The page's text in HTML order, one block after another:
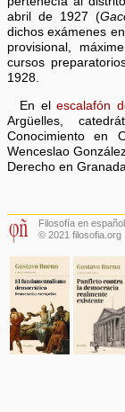
abril de 1927 (
dichos exámenes
provisional,
cursos
1928.
En elescalafón
Argüelles,
Conocimiento en
Wenceslao
Derecho en
Filosofía en español
© 2021 filosofia.org